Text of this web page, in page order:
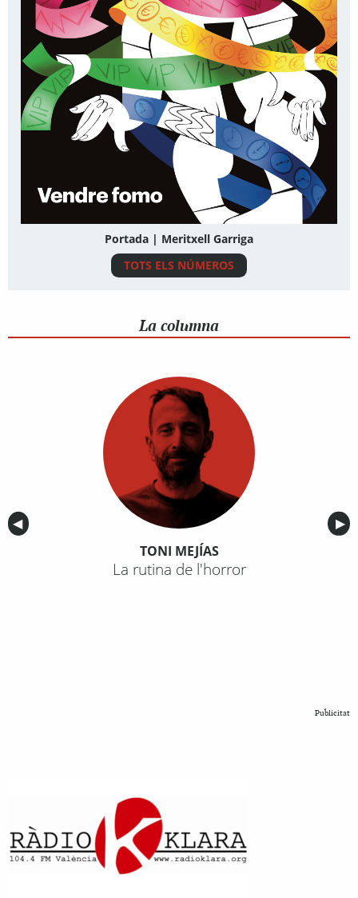
Portada | Meritxell Garriga
TOTS ELS NÚMEROS
La columna
Anterior
◀︎ ▶︎
TONI MEJÍAS
La rutina de l'horror
Publicitat